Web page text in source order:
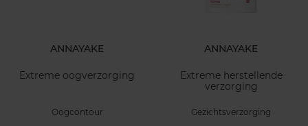
ANNAYAKE
Extreme oogverzorging
Oogcontour
ANNAYAKE
Extreme herstellende
verzorging
Gezichtsverzorging